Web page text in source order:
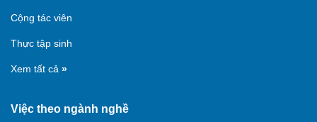
Cộng tác viên
Thực tập sinh
Xem tất cả »
Việc theo ngành nghề